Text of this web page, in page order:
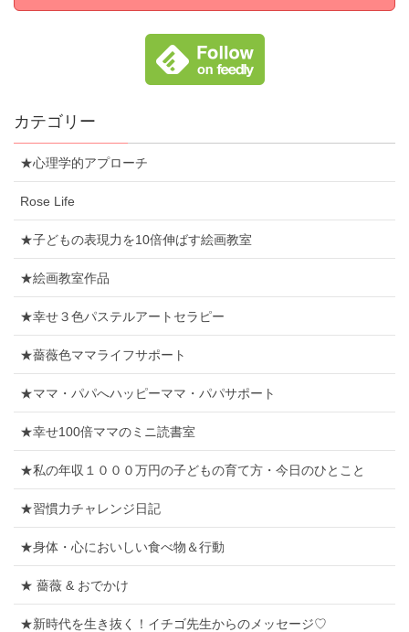
カテゴリー
★心理学的アプローチ
Rose Life
★子どもの表現力を10倍伸ばす絵画教室
★絵画教室作品
★幸せ３色パステルアートセラピー
★薔薇色ママライフサポート
★ママ・パパへハッピーママ・パパサポート
★幸せ100倍ママのミニ読書室
★私の年収１０００万円の子どもの育て方・今日のひとこと
★習慣力チャレンジ日記
★身体・心においしい食べ物＆行動
★ 薔薇 & おでかけ
★新時代を生き抜く！イチゴ先生からのメッセージ♡